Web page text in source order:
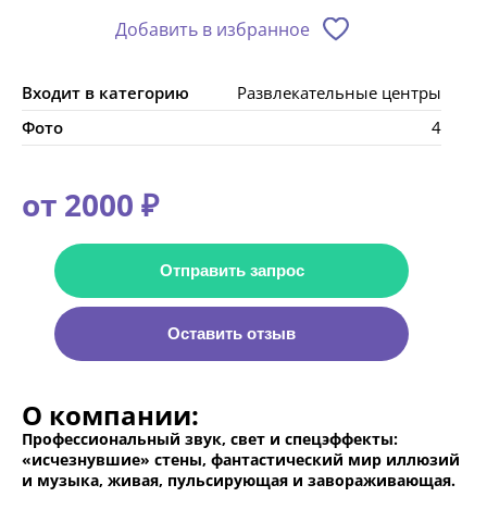
Добавить в избранное
Входит в категорию
Развлекательные центры
Фото
4
от 2000 ₽
Отправить запрос
Оставить отзыв
О компании:
Профессиональный звук, свет и спецэффекты:
«исчезнувшие» стены, фантастический мир иллюзий
и музыка, живая, пульсирующая и завораживающая.